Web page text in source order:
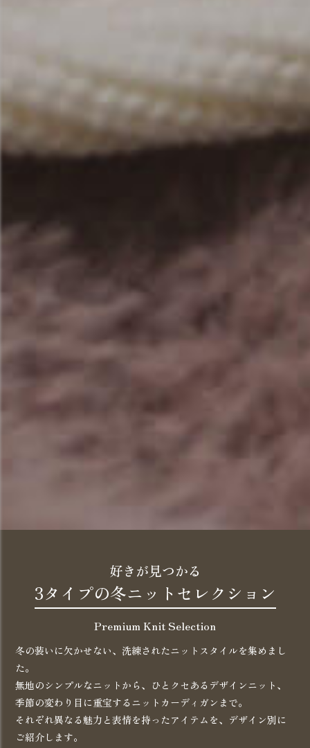
好きが見つかる
3タイプの冬ニットセレクション
Premium Knit Selection
冬の装いに欠かせない、洗練されたニットスタイルを集めまし
た。
無地のシンプルなニットから、ひとクセあるデザインニット、
季節の変わり目に重宝するニットカーディガンまで。
それぞれ異なる魅力と表情を持ったアイテムを、デザイン別に
ご紹介します。